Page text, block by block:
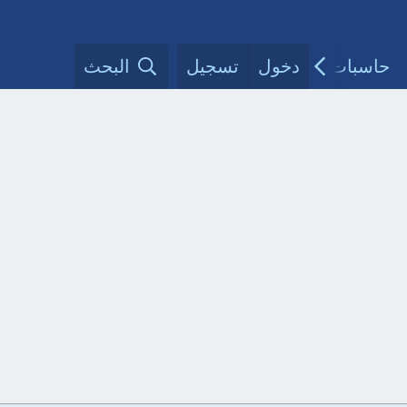
حاسبات طبية مقالات الأطباءدخول تسجيل البحث